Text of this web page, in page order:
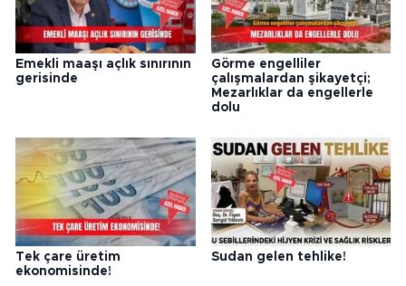
Emekli maaşı açlık sınırının
gerisinde
Görme engelliler
çalışmalardan şikayetçi;
Mezarlıklar da engellerle
dolu
Tek çare üretim
ekonomisinde!
Sudan gelen tehlike!